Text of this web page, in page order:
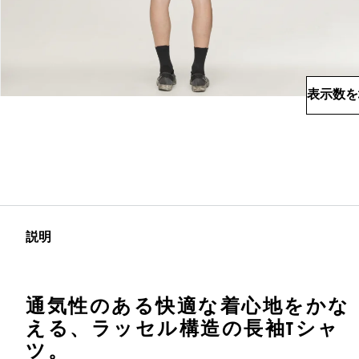
表示数
説明
通気性のある快適な着心地をかな
える、ラッセル構造の長袖Tシャ
ツ。